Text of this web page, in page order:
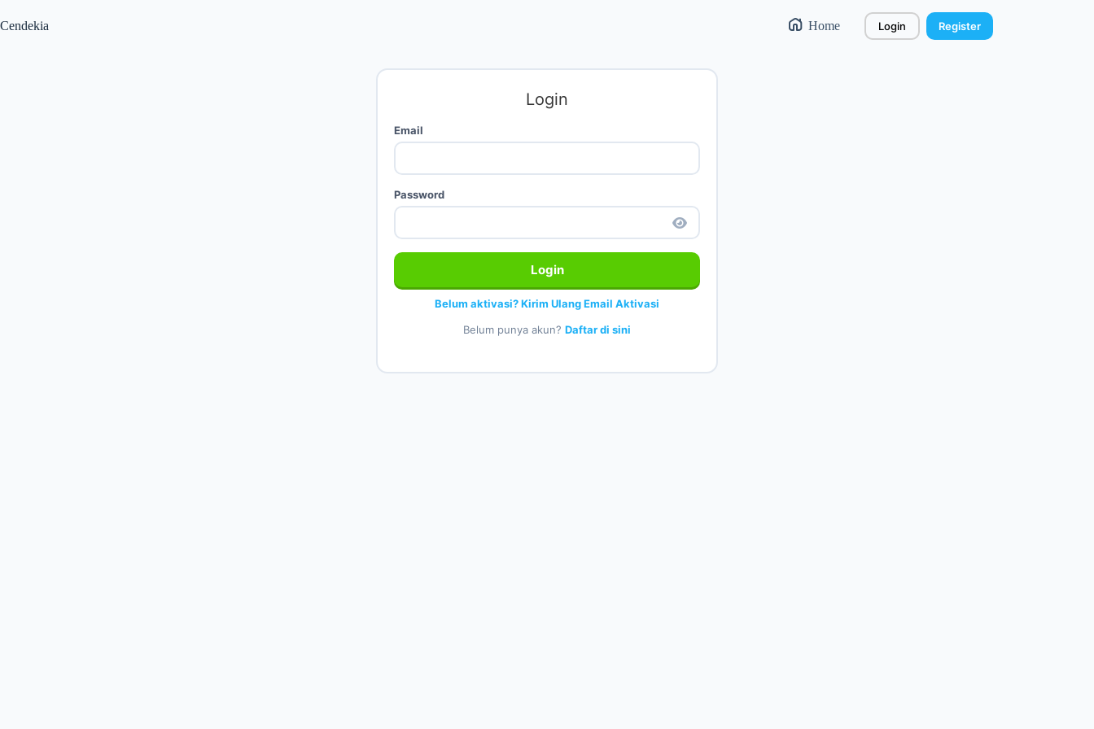
Cendekia Home Login Register
Login
Email
Password
Login
Belum aktivasi? Kirim Ulang Email Aktivasi
Belum punya akun? Daftar di sini